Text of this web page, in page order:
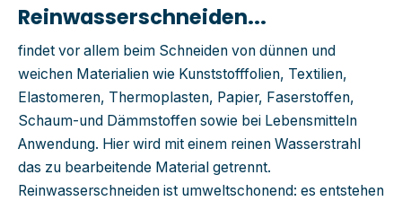
Reinwasserschneiden...
findet vor allem beim Schneiden von dünnen und
weichen Materialien wie Kunststofffolien, Textilien,
Elastomeren, Thermoplasten, Papier, Faserstoffen,
Schaum-und Dämmstoffen sowie bei Lebensmittel n
Anwendung. Hier wird mit einem reinen Wasserstrahl
das zu bearbeitende Material getrennt.
Reinwasserschneiden ist umweltschonend: es entstehen